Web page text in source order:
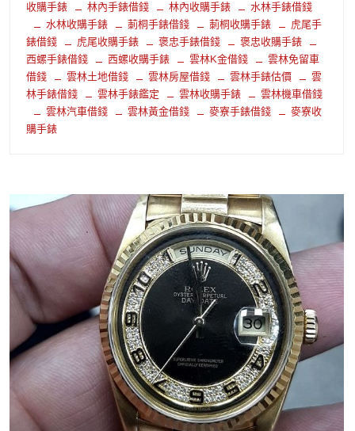
收購手錶
林內手錶借錢 林內收購手錶
水林手錶借錢
水林收購手錶
莿桐手錶借錢 莿桐收購手錶
虎尾手
錶借錢
虎尾收購手錶 褒忠手錶借錢
褒忠收購手錶
西螺手錶借錢
西螺收購手錶 雲林K金借錢
雲林免留車
借錢
雲林土地借錢 雲林房屋借錢 雲林手錶估價
雲
林手錶借錢
雲林手錶鑑定 雲林收購手錶
雲林機車借錢
雲林汽車借錢
雲林黃金借錢 麥寮手錶借錢
麥寮收
購手錶